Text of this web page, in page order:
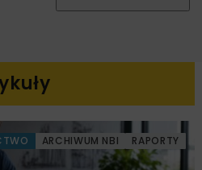
ARCHIWUM NBI RAPORTY